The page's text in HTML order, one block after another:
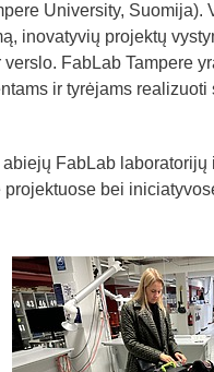
University, Suomija).
inovatyvių projektų
FabLab Tampere
ir tyrėjams
FabLab laboratorijų
bei